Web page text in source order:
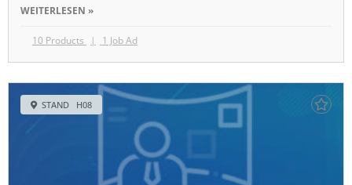
WEITERLESEN »
10 Products 1 Job Ad
STAND H08